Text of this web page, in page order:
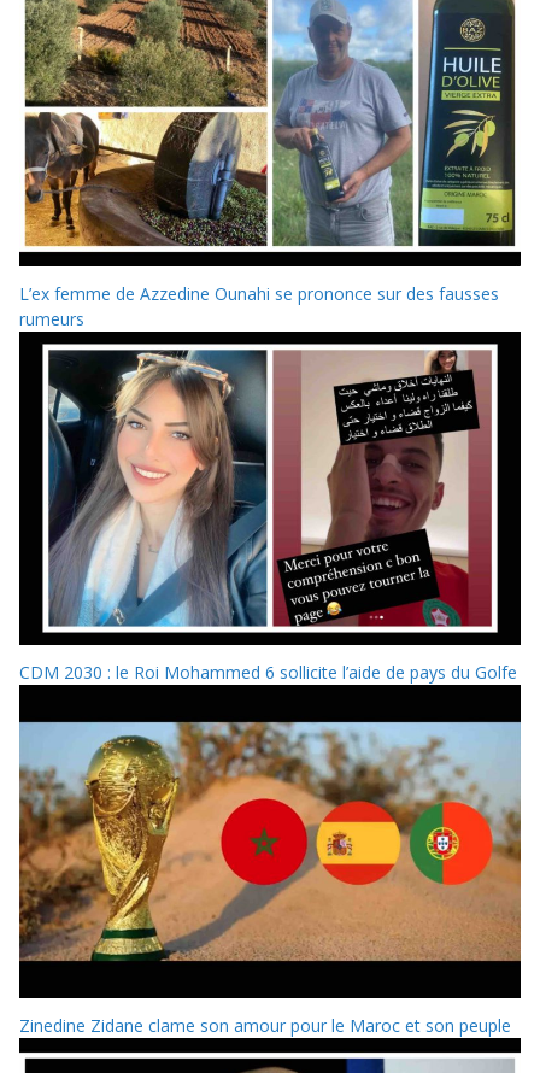
L’ex femme de Azzedine Ounahi se prononce sur des fausses
rumeurs
CDM 2030 : le Roi Mohammed 6 sollicite l’aide de pays du Golfe
Zinedine Zidane clame son amour pour le Maroc et son peuple